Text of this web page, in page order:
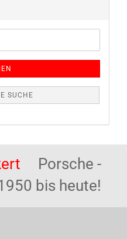
SUCHE
Porsche -
bis heute!